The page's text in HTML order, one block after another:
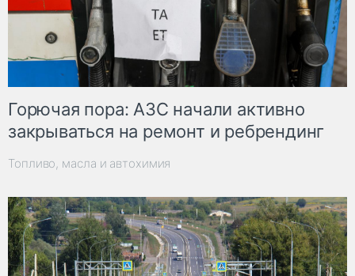
Горючая пора: АЗС начали активно
закрываться на ремонт и ребрендинг
Топливо, масла и автохимия